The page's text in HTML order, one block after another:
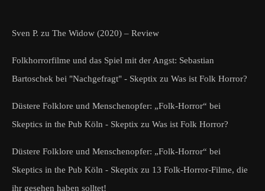
Sven P. zu The Widow (2020) – Review
Folkhorrorfilme und das Spiel mit der Angst: Sebastian
Bartoschek bei "Nachgefragt" - Skeptix zu Was ist Folk Horror?
Düstere Folklore und Menschenopfer: „Folk-Horror“ bei
Skeptics in the Pub Köln - Skeptix zu Was ist Folk Horror?
Düstere Folklore und Menschenopfer: „Folk-Horror“ bei
Skeptics in the Pub Köln - Skeptix zu 13 Folk-Horror-Filme, die
ihr gesehen haben solltet!